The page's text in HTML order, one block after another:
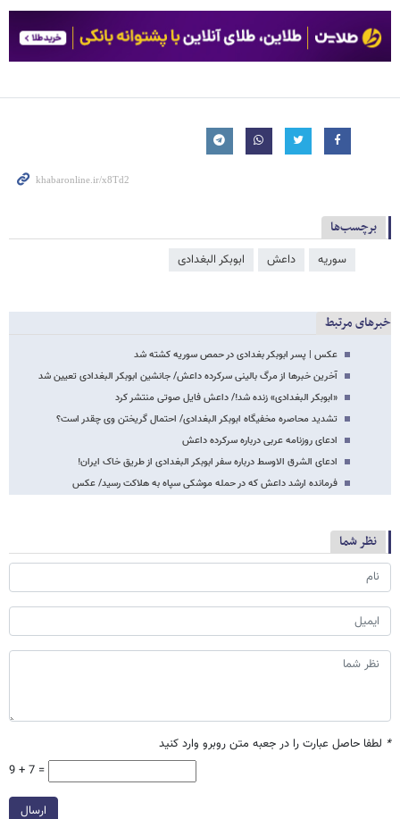
برچسب‌ها
سوریه داعش ابوبکر البغدادی
خبرهای مرتبط
عکس | پسر ابوبکر بغدادی در حمص سوریه کشته شد
آخرین خبرها از مرگ بالینی سرکرده داعش/ جانشین ابوبکر البغدادی تعیین شد
«ابوبکر البغدادی» زنده شد!/ داعش فایل صوتی منتشر کرد
تشدید محاصره مخفیگاه ابوبکر البغدادی/ احتمال گریختن وی چقدر است؟
ادعای روزنامه عربی درباره سرکرده داعش
ادعای الشرق الاوسط درباره سفر ابوبکر البغدادی از طریق خاک ایران!
فرمانده ارشد داعش که در حمله موشکی سپاه به هلاکت رسید/ عکس
نظر شما
* لطفا حاصل عبارت را در جعبه متن روبرو وارد کنید
9 + 7 =
ارسال